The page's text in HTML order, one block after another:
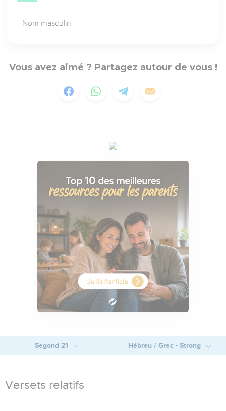
Nom masculin
Vous avez aimé ? Partagez autour de vous !
Segond 21 Hébreu / Grec - Strong
Versets relatifs